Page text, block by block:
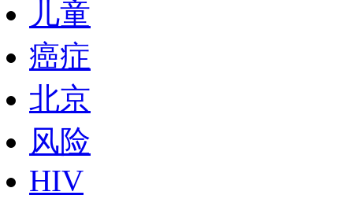
儿童
癌症
北京
风险
HIV